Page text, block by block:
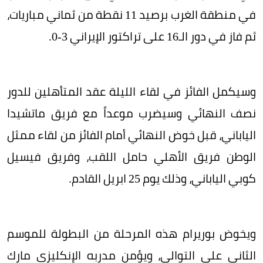
في منطقة الغرب برصيد 11 نقطة من ثماني مباريات،
ثم فاز في دور الـ16 على تراكتور الإيراني 3-0.
وسيكمل الفائز في لقاء الليلة عقد المتأهلين للدور
نصف النهائي وسيضرب موعداً مع فريق ماتشيدا
الياباني، قبل خوض النهائي أمام الفائز من لقاء ممثل
الوطن فريق الأهلي حامل اللقب، وفريق فيسيل
كوبي الياباني، وذلك يوم 25 ابريل القادم.
ويخوض بوريرام هذه المرحلة من البطولة للموسم
الثاني على التوالي، ويؤمن مدربه الإنكليزي مارك